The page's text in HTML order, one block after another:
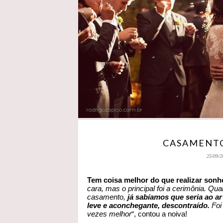
25/09/
Tem coisa melhor do que realizar
cara, mas o principal foi a cerimônia.
casamento, já sabíamos que seria ao
leve e aconchegante, descontraído.
vezes melhor“, contou a noiva!